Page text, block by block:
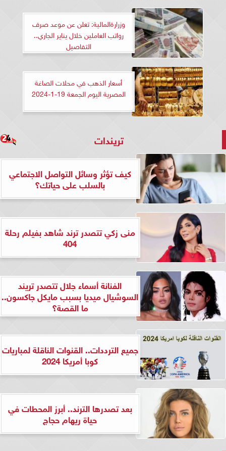
وزرارةالمالية: تعلن عن موعد صرف
رواتب العاملين خلال يناير الجاري..
التفاصيل
أسعار الذهب في محلات الصاغة
المصرية اليوم الجمعة 19-1-2024
تريندات
كيف تؤثر وسائل التواصل الاجتماعي
بالسلب على حياتك؟
منى زكي تتصدر ترند شاهد بفيلم رحلة
404
الفنانة أسماء جلال تتصدر تريند
السوشيال ميديا بسبب مايكل جاكسون..
ما القصة؟
جميع الترددات.. القنوات الناقلة لمباريات
كوبا أمريكا 2024
بعد تصدرها الترند.. أبرز المحطات في
حياة ريهام حجاج